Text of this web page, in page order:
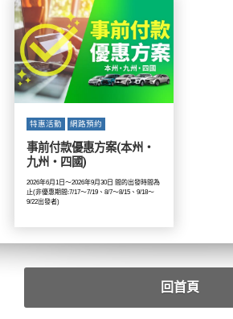
特惠活動 網路預約
事前付款優惠方案(本州・
九州・四國)
2026年6月1日～2026年9月30日 間的出發時間為
止(非優惠期間:7/17～7/19、8/7～8/15、9/18～
9/22出發者)
回首頁